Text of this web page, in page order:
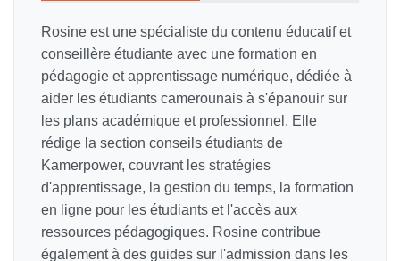
Rosine est une spécialiste du contenu éducatif et
conseillère étudiante avec une formation en
pédagogie et apprentissage numérique, dédiée à
aider les étudiants camerounais à s'épanouir sur
les plans académique et professionnel. Elle
rédige la section conseils étudiants de
Kamerpower, couvrant les stratégies
d'apprentissage, la gestion du temps, la formation
en ligne pour les étudiants et l'accès aux
ressources pédagogiques. Rosine contribue
également à des guides sur l'admission dans les